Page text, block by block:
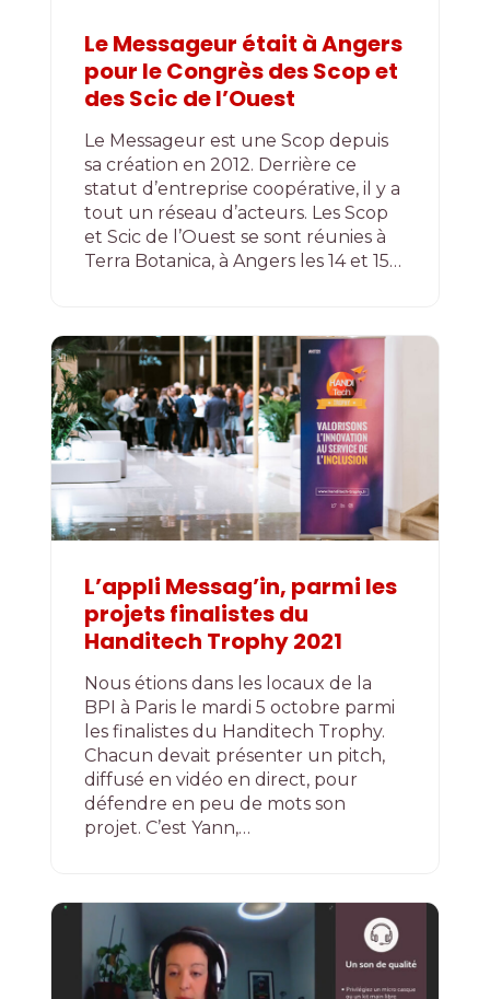
Le Messageur était à Angers
pour le Congrès des Scop et
des Scic de l’Ouest
Le Messageur est une Scop depuis
sa création en 2012. Derrière ce
statut d’entreprise coopérative, il y a
tout un réseau d’acteurs. Les Scop
et Scic de l’Ouest se sont réunies à
Terra Botanica, à Angers les 14 et 15…
L’appli Messag’in, parmi les
projets finalistes du
Handitech Trophy 2021
Nous étions dans les locaux de la
BPI à Paris le mardi 5 octobre parmi
les finalistes du Handitech Trophy.
Chacun devait présenter un pitch,
diffusé en vidéo en direct, pour
défendre en peu de mots son
projet. C’est Yann,…